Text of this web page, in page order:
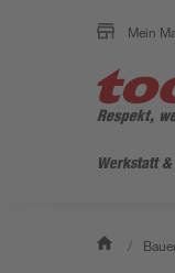
Mein
Werkstatt
/